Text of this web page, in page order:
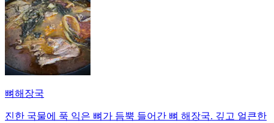
뼈해장국
진한 국물에 푹 익은 뼈가 듬뿍 들어간 뼈 해장국. 깊고 얼큰한